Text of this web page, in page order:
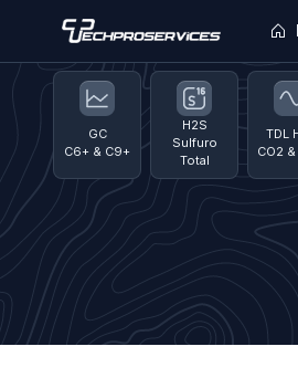
GC
C6+ & C9+
H2S
Sulfuro
Total
TDL
CO2